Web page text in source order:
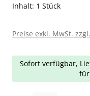
Inhalt: 1 Stück
Preise exkl. MwSt.
Sofort verfügbar,